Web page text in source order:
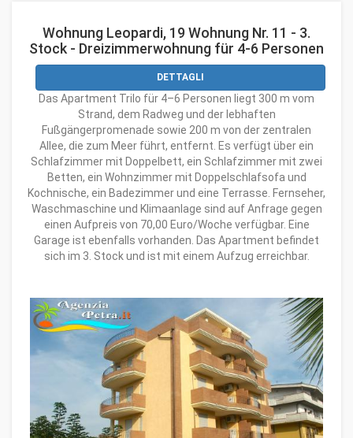
Wohnung Leopardi, 19 Wohnung Nr. 11 - 3.
Stock - Dreizimmerwohnung für 4-6 Personen
DETTAGLI
Das Apartment Trilo für 4–6 Personen liegt 300 m vom
Strand, dem Radweg und der lebhaften
Fußgängerpromenade sowie 200 m von der zentralen
Allee, die zum Meer führt, entfernt. Es verfügt über ein
Schlafzimmer mit Doppelbett, ein Schlafzimmer mit zwei
Betten, ein Wohnzimmer mit Doppelschlafsofa und
Kochnische, ein Badezimmer und eine Terrasse. Fernseher,
Waschmaschine und Klimaanlage sind auf Anfrage gegen
einen Aufpreis von 70,00 Euro/Woche verfügbar. Eine
Garage ist ebenfalls vorhanden. Das Apartment befindet
sich im 3. Stock und ist mit einem Aufzug erreichbar.